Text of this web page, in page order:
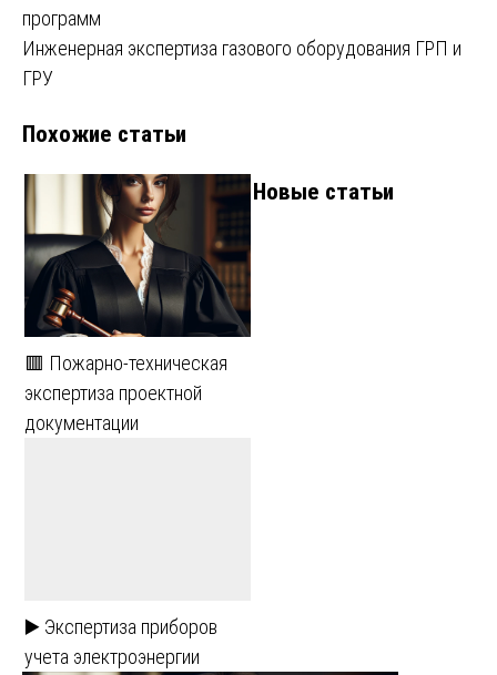
по
записям
программ
Инженерная экспертиза газового оборудования ГРП и
ГРУ
Похожие статьи
🟥 Пожарно-техническая
экспертиза проектной
документации
▶️ Экспертиза приборов
учета электроэнергии
Новые статьи